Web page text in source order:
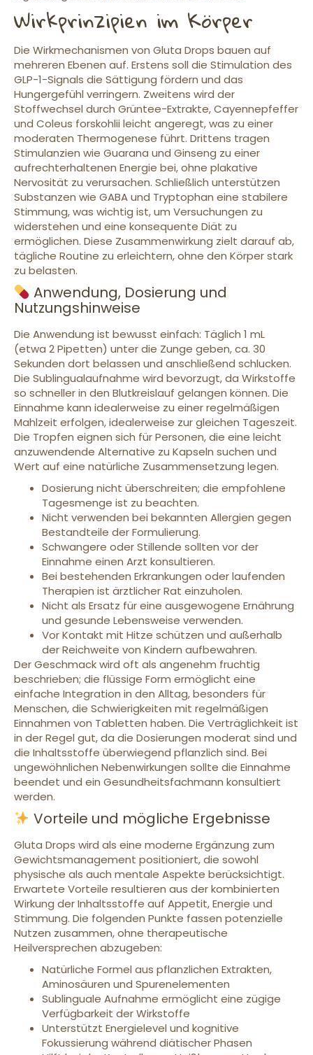
Wirkprinzipien im Körper
Die Wirkmechanismen von Gluta Drops bauen auf
mehreren Ebenen auf. Erstens soll die Stimulation des
GLP-1-Signals die Sättigung fördern und das
Hungergefühl verringern. Zweitens wird der
Stoffwechsel durch Grüntee-Extrakte, Cayennepfeffer
und Coleus forskohlii leicht angeregt, was zu einer
moderaten Thermogenese führt. Drittens tragen
Stimulanzien wie Guarana und Ginseng zu einer
aufrechterhaltenen Energie bei, ohne plakative
Nervosität zu verursachen. Schließlich unterstützen
Substanzen wie GABA und Tryptophan eine stabilere
Stimmung, was wichtig ist, um Versuchungen zu
widerstehen und eine konsequente Diät zu
ermöglichen. Diese Zusammenwirkung zielt darauf ab,
tägliche Routine zu erleichtern, ohne den Körper stark
zu belasten.
Anwendung, Dosierung und
Nutzungshinweise
Die Anwendung ist bewusst einfach: Täglich 1 mL
(etwa 2 Pipetten) unter die Zunge geben, ca. 30
Sekunden dort belassen und anschließend schlucken.
Die Sublingualaufnahme wird bevorzugt, da Wirkstoffe
so schneller in den Blutkreislauf gelangen können. Die
Einnahme kann idealerweise zu einer regelmäßigen
Mahlzeit erfolgen, idealerweise zur gleichen Tageszeit.
Die Tropfen eignen sich für Personen, die eine leicht
anzuwendende Alternative zu Kapseln suchen und
Wert auf eine natürliche Zusammensetzung legen.
Dosierung nicht überschreiten; die empfohlene
Tagesmenge ist zu beachten.
Nicht verwenden bei bekannten Allergien gegen
Bestandteile der Formulierung.
Schwangere oder Stillende sollten vor der
Einnahme einen Arzt konsultieren.
Bei bestehenden Erkrankungen oder laufenden
Therapien ist ärztlicher Rat einzuholen.
Nicht als Ersatz für eine ausgewogene Ernährung
und gesunde Lebensweise verwenden.
Vor Kontakt mit Hitze schützen und außerhalb
der Reichweite von Kindern aufbewahren.
Der Geschmack wird oft als angenehm fruchtig
beschrieben; die flüssige Form ermöglicht eine
einfache Integration in den Alltag, besonders für
Menschen, die Schwierigkeiten mit regelmäßigen
Einnahmen von Tabletten haben. Die Verträglichkeit ist
in der Regel gut, da die Dosierungen moderat sind und
die Inhaltsstoffe überwiegend pflanzlich sind. Bei
ungewöhnlichen Nebenwirkungen sollte die Einnahme
beendet und ein Gesundheitsfachmann konsultiert
werden.
Vorteile und mögliche Ergebnisse
Gluta Drops wird als eine moderne Ergänzung zum
Gewichtsmanagement positioniert, die sowohl
physische als auch mentale Aspekte berücksichtigt.
Erwartete Vorteile resultieren aus der kombinierten
Wirkung der Inhaltsstoffe auf Appetit, Energie und
Stimmung. Die folgenden Punkte fassen potenzielle
Nutzen zusammen, ohne therapeutische
Heilversprechen abzugeben:
Natürliche Formel aus pflanzlichen Extrakten,
Aminosäuren und Spurenelementen
Sublinguale Aufnahme ermöglicht eine zügige
Verfügbarkeit der Wirkstoffe
Unterstützt Energielevel und kognitive
Fokussierung während diätischer Phasen